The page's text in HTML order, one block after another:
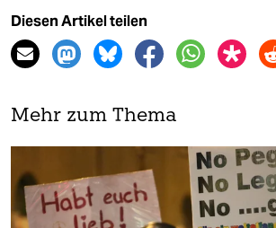
Diesen Artikel teilen
Mehr zum Thema